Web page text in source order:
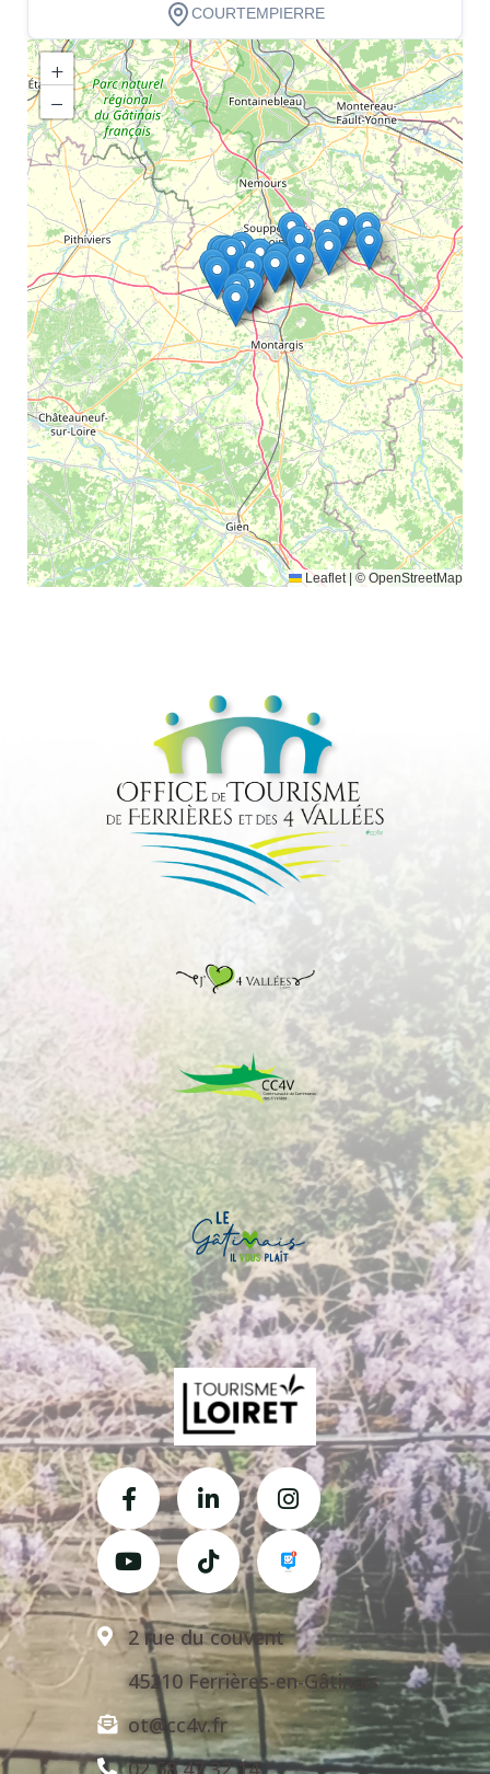
COURTEMPIERRE
Dégustation
+
−
Leaflet © OpenStreetMap
2 rue du couvent
45210 Ferrières-en-Gâtinais
ot@cc4v.fr
02 58 47 32 14